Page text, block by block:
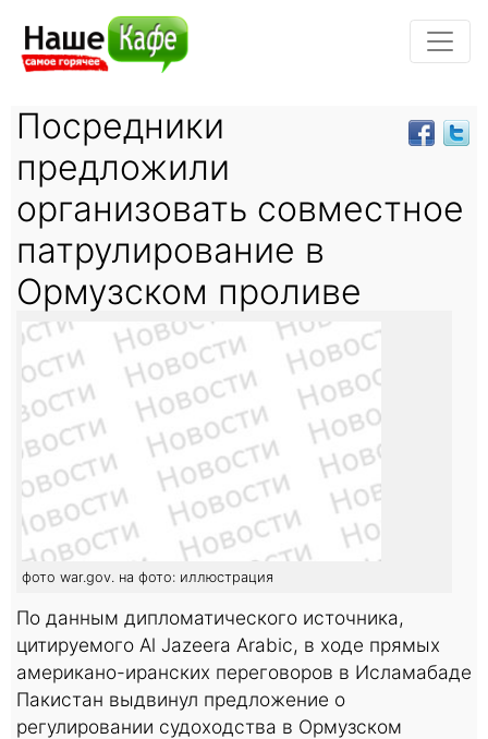
Посредники
предложили
организовать совместное
патрулирование в
Ормузском проливе
фото war.gov. на фото: иллюстрация
По данным дипломатического источника,
цитируемого Al Jazeera Arabic, в ходе прямых
американо-иранских переговоров в Исламабаде
Пакистан выдвинул предложение о
регулировании судоходства в Ормузском